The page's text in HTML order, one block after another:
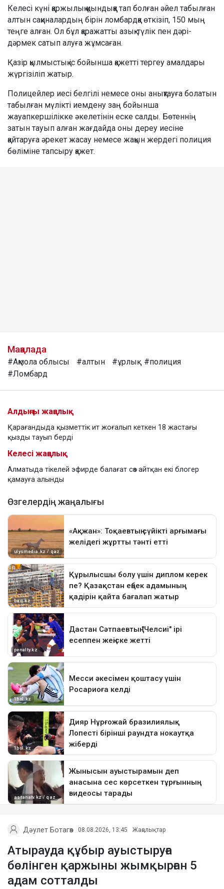
Келесі күні қаржылық қиындыққа тап болған әйел табылған
алтын сақиналардың бірін ломбардқа өткізіп, 150 мың
теңге алған. Ол бұл қаражатты азық-түлік пен дәрі-
дәрмек сатып алуға жұмсаған.
Қазір қылмыстық іс бойынша қажетті тергеу амалдары
жүргізіліп жатыр.
Полицейлер иесі белгілі немесе оны анықтауға болатын
табылған мүлікті иемдену заң бойынша
жауапкершілікке әкелетінін еске салды. Бөтеннің
затын тауып алған жағдайда оны дереу иесіне
қайтаруға әрекет жасау немесе жақын жердегі полиция
бөліміне тапсыру қажет.
Мақалада
#Ақмола облысы #алтын #ұрлық
#полиция
#Ломбард
Алдыңғы жаңалық
Қарағандыда қызметтік ит жоғалып кеткен 18 жастағы
қызды тауып берді
Келесі жаңалық
Алматыда тікелей эфирде балағат сөз айтқан екі блогер
қамауға алынды
Дәулет Ботагөз 08.08.2026, 13:45 Жаңалықтар
Атырауда құбыр ауыстыруға
бөлінген қаржыны жымқырған 5
адам сотталды